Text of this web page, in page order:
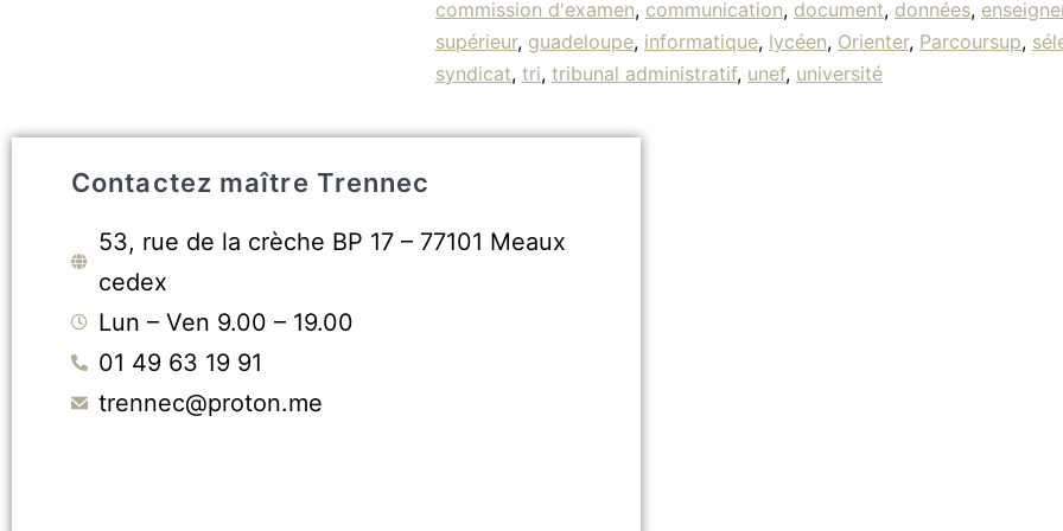
commission d'examen, communication, document, données,
supérieur, guadeloupe, informatique, lycéen, Orienter, Parcoursup,
syndicat, tri, tribunal administratif, unef, université
Contactez maître Trennec
53, rue de la crèche BP 17 – 77101 Meaux
cedex
Lun – Ven 9.00 – 19.00
01 49 63 19 91
trennec@proton.me